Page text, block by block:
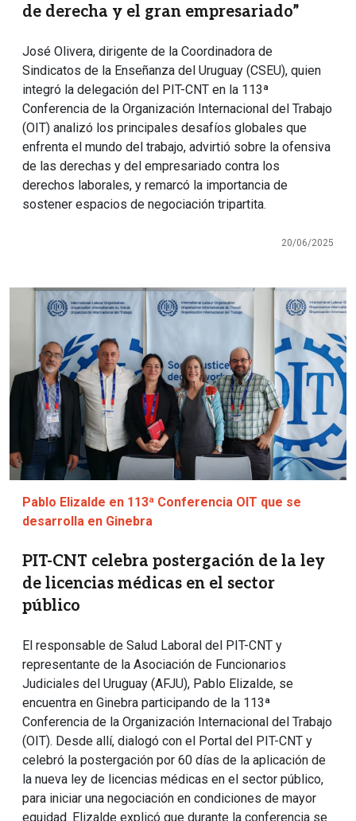
de derecha y el gran empresariado”
José Olivera, dirigente de la Coordinadora de
Sindicatos de la Enseñanza del Uruguay (CSEU), quien
integró la delegación del PIT-CNT en la 113ª
Conferencia de la Organización Internacional del Trabajo
(OIT) analizó los principales desafíos globales que
enfrenta el mundo del trabajo, advirtió sobre la ofensiva
de las derechas y del empresariado contra los
derechos laborales, y remarcó la importancia de
sostener espacios de negociación tripartita.
20/06/2025
Imagen
Pablo Elizalde en 113ª Conferencia OIT que se
desarrolla en Ginebra
PIT-CNT celebra postergación de la ley
de licencias médicas en el sector
público
El responsable de Salud Laboral del PIT-CNT y
representante de la Asociación de Funcionarios
Judiciales del Uruguay (AFJU), Pablo Elizalde, se
encuentra en Ginebra participando de la 113ª
Conferencia de la Organización Internacional del Trabajo
(OIT). Desde allí, dialogó con el Portal del PIT-CNT y
celebró la postergación por 60 días de la aplicación de
la nueva ley de licencias médicas en el sector público,
para iniciar una negociación en condiciones de mayor
equidad. Elizalde explicó que durante la conferencia se